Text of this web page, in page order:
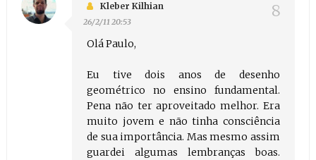
Kleber Kilhian
26/2/11 20:53
Olá Paulo,
Eu tive dois anos de desenho
geométrico no ensino fundamental.
Pena não ter aproveitado melhor. Era
muito jovem e não tinha consciência
de sua importância. Mas mesmo assim
guardei algumas lembranças boas.